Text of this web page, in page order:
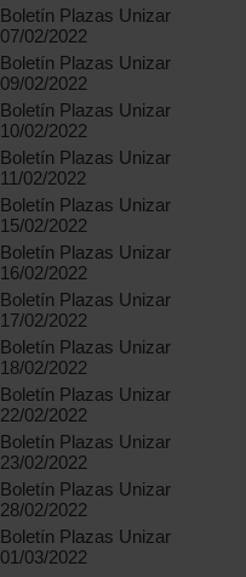
Boletín Plazas Unizar
07/02/2022
Boletín Plazas Unizar
09/02/2022
Boletín Plazas Unizar
10/02/2022
Boletín Plazas Unizar
11/02/2022
Boletín Plazas Unizar
15/02/2022
Boletín Plazas Unizar
16/02/2022
Boletín Plazas Unizar
17/02/2022
Boletín Plazas Unizar
18/02/2022
Boletín Plazas Unizar
22/02/2022
Boletín Plazas Unizar
23/02/2022
Boletín Plazas Unizar
28/02/2022
Boletín Plazas Unizar
01/03/2022